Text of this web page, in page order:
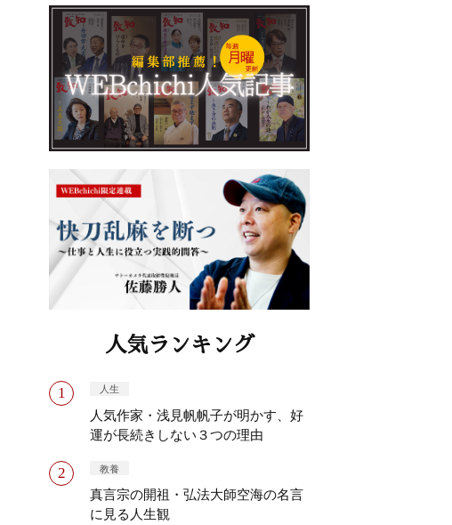
人気ランキング
人生
人気作家・浅見帆帆子が明かす、好
運が長続きしない３つの理由
教養
真言宗の開祖・弘法大師空海の名言
に見る人生観